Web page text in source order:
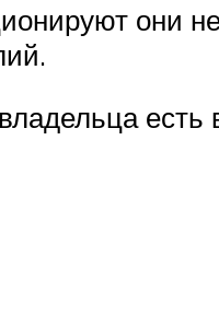
они
есть